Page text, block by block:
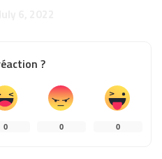
?
0 0 0